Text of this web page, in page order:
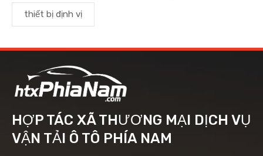
thiết bị định vị
HỢP TÁC XÃ THƯƠNG MẠI DỊCH VỤ
VẬN TẢI Ô TÔ PHÍA NAM